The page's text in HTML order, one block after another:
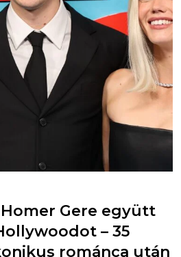
Homer Gere együtt
– 35
románca után